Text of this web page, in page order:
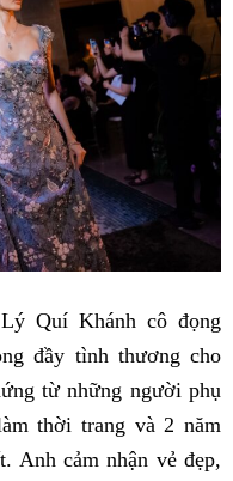
Quí Khánh cô đọng
đầy tình thương cho
từ những người phụ
thời trang và 2 năm
Anh cảm nhận vẻ đẹp,